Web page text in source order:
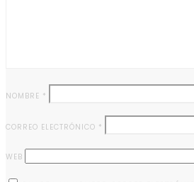
NOMBRE *
CORREO ELECTRÓNICO *
WEB